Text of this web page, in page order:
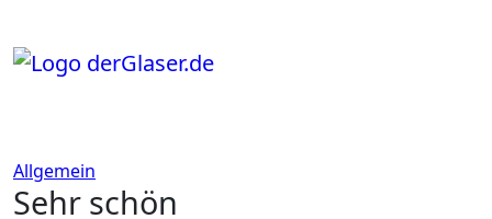
springen
Allgemein
Sehr schön